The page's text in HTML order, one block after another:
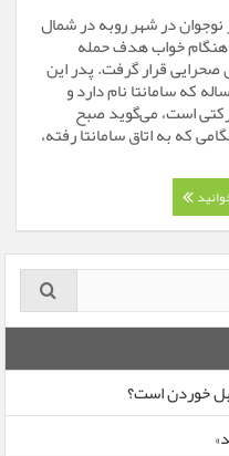
در شهر روبه در شمال
هنگام خواب هدف حمله
قرار گرفت. پدر این
دختر ۱۴ ساله که سامانتا نام دارد و
است، می‌گوید صبح
که به اتاق سامانتا رفته،